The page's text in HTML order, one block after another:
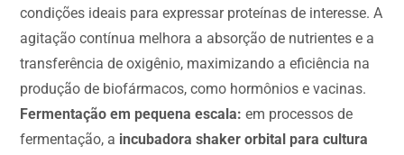
condições ideais para expressar proteínas de interesse. A
agitação contínua melhora a absorção de nutrientes e a
transferência de oxigênio, maximizando a eficiência na
produção de biofármacos, como hormônios e vacinas.
Fermentação em pequena escala: em processos de
fermentação, a incubadora shaker orbital para cultura